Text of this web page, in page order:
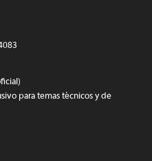
para temas técnicos y de